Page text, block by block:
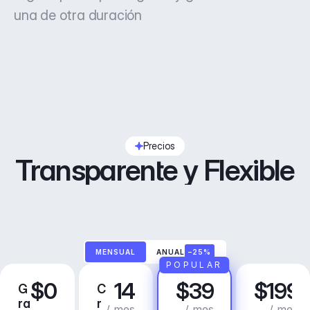
una de otra duración
Precios
Transparente y Flexible
MENSUAL ANUAL –25%
G
ra$0
C
r
14
P
$39
POPULAR
N
e
$199